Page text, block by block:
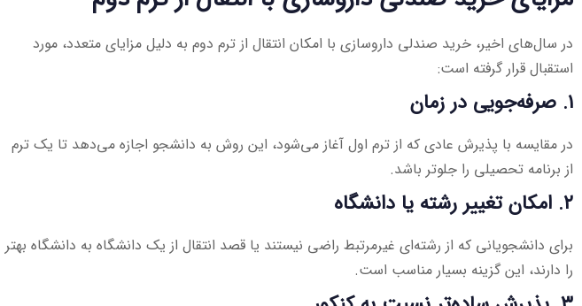
در سال‌های اخیر، خرید صندلی داروسازی با امکان انتقال از ترم دوم به دلیل مزایای متعدد، مورد
استقبال قرار گرفته است:
۱. صرفه‌جویی در زمان
در مقایسه با پذیرش عادی که از ترم اول آغاز می‌شود، این روش به دانشجو اجازه می‌دهد تا یک ترم
از برنامه تحصیلی را جلوتر باشد.
۲. امکان تغییر رشته یا دانشگاه
برای دانشجویانی که از رشته‌ای غیرمرتبط راضی نیستند یا قصد انتقال از یک دانشگاه به دانشگاه بهتر
را دارند، این گزینه بسیار مناسب است.